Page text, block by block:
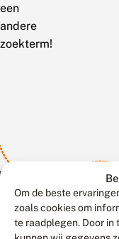
Om de beste
zoals cookies om
te raadplegen. Door
een
andere
zoekterm!
Meld
©